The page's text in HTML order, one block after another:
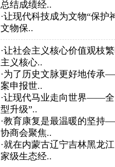
总结成绩经..
·让现代科技成为文物“保
文物保..
·让社会主义核心价值观枝
主义核心..
·为了历史文脉更好地传承
案申报世..
·让现代马业走向世界——全
型升级”..
·教育康复是最温暖的坚持
协商会聚焦..
·就在内蒙古辽宁吉林黑龙
家级生态经..